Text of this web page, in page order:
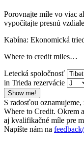
Porovnajte míle vo viac
vypočítajte presnú
Kabína: Ekonomická
Where to credit miles…
Letecká spoločnosť
in Trieda rezervácie
Show me!
S radosťou
Where to Credit. Okrem
aj kvalifikačné míle pre
Napíšte nám na